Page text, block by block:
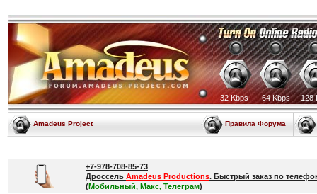
32 Kbps 64 Kbps 128
Amadeus Project Правила Форума
+7-978-708-85-73
Дроссель Amadeus Productions. Быстрый заказ по
(Мобильный, Макс, Телеграм)